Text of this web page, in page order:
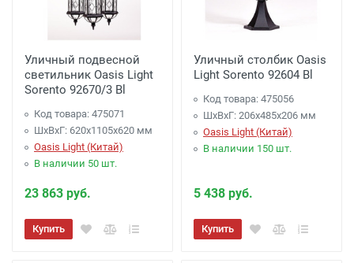
Уличный подвесной
светильник Oasis Light
Sorento 92670/3 Bl
Код товара: 475071
ШхВхГ: 620х1105х620 мм
Oasis Light (Китай)
В наличии 50 шт.
23 863 руб.
Купить
Уличный столбик Oasis
Light Sorento 92604 Bl
Код товара: 475056
ШхВхГ: 206х485х206 мм
Oasis Light (Китай)
В наличии 150 шт.
5 438 руб.
Купить